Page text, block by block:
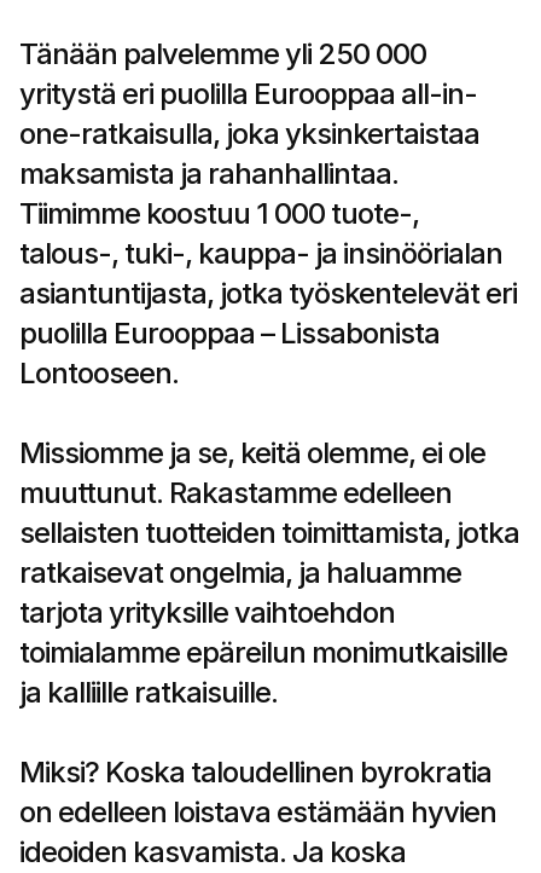
Tänään palvelemme yli 250 000
yritystä eri puolilla Eurooppaa all-in-
one-ratkaisulla, joka yksinkertaistaa
maksamista ja rahanhallintaa.
Tiimimme koostuu 1 000 tuote-,
talous-, tuki-, kauppa- ja insinöörialan
asiantuntijasta, jotka työskentelevät eri
puolilla Eurooppaa – Lissabonista
Lontooseen.
Missiomme ja se, keitä olemme, ei ole
muuttunut. Rakastamme edelleen
sellaisten tuotteiden toimittamista, jotka
ratkaisevat ongelmia, ja haluamme
tarjota yrityksille vaihtoehdon
toimialamme epäreilun monimutkaisille
ja kalliille ratkaisuille.
Miksi? Koska taloudellinen byrokratia
on edelleen loistava estämään hyvien
ideoiden kasvamista. Ja koska